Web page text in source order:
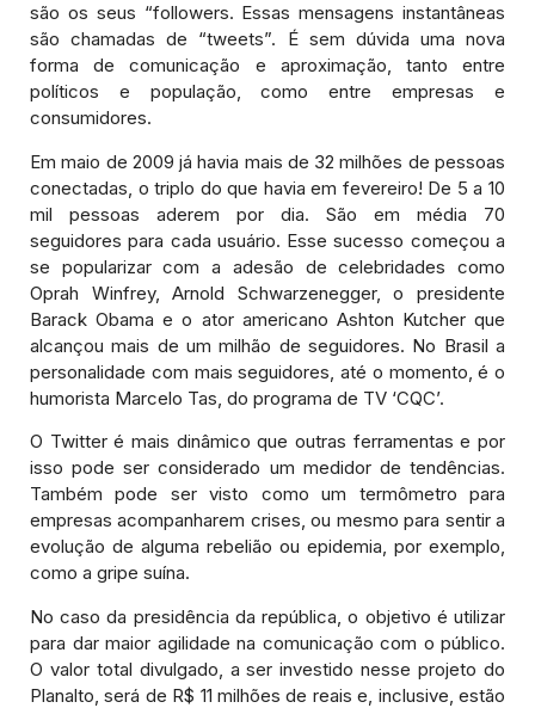
são os seus “followers. Essas mensagens instantâneas
são chamadas de “tweets”. É sem dúvida uma nova
forma de comunicação e aproximação, tanto entre
políticos e população, como entre empresas e
consumidores.
Em maio de 2009 já havia mais de 32 milhões de pessoas
conectadas, o triplo do que havia em fevereiro! De 5 a 10
mil pessoas aderem por dia. São em média 70
seguidores para cada usuário. Esse sucesso começou a
se popularizar com a adesão de celebridades como
Oprah Winfrey, Arnold Schwarzenegger, o presidente
Barack Obama e o ator americano Ashton Kutcher que
alcançou mais de um milhão de seguidores. No Brasil a
personalidade com mais seguidores, até o momento, é o
humorista Marcelo Tas, do programa de TV ‘CQC’.
O Twitter é mais dinâmico que outras ferramentas e por
isso pode ser considerado um medidor de tendências.
Também pode ser visto como um termômetro para
empresas acompanharem crises, ou mesmo para sentir a
evolução de alguma rebelião ou epidemia, por exemplo,
como a gripe suína.
No caso da presidência da república, o objetivo é utilizar
para dar maior agilidade na comunicação com o público.
O valor total divulgado, a ser investido nesse projeto do
Planalto, será de R$ 11 milhões de reais e, inclusive, estão